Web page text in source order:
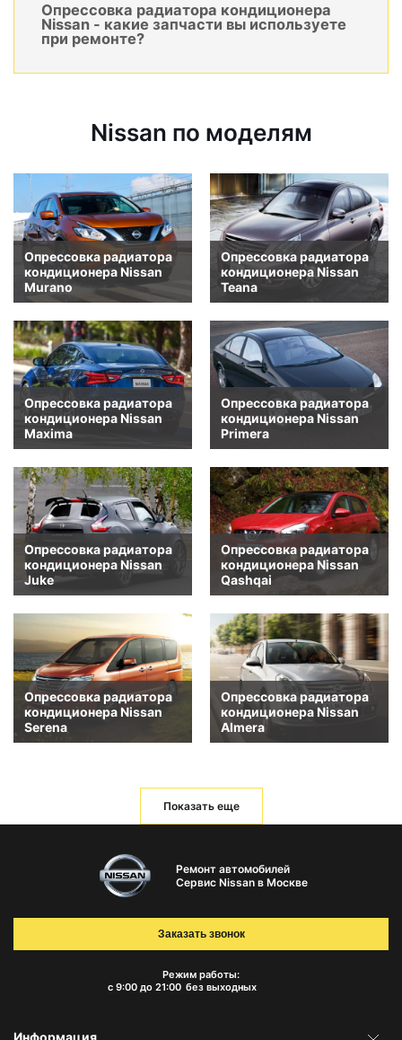
Опрессовка радиатора кондиционера
Nissan - какие запчасти вы используете
при ремонте?
Nissan по моделям
Опрессовка радиатора
кондиционера Nissan
Murano
Опрессовка радиатора
кондиционера Nissan
Teana
Опрессовка радиатора
кондиционера Nissan
Maxima
Опрессовка радиатора
кондиционера Nissan
Primera
Опрессовка радиатора
кондиционера Nissan
Juke
Опрессовка радиатора
кондиционера Nissan
Qashqai
Опрессовка радиатора
кондиционера Nissan
Serena
Опрессовка радиатора
кондиционера Nissan
Almera
Показать еще
Ремонт автомобилей
Сервис Nissan в Москве
Режим работы:
с 9:00 до 21:00 без выходных
Заказать звонок